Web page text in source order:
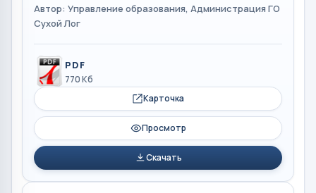
Автор: Управление образования, Администрация ГО
Сухой Лог
PDF
770 Кб
Карточка
Просмотр
Скачать